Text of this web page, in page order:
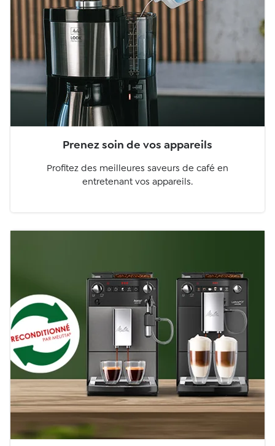
Prenez soin de vos appareils
Profitez des meilleures saveurs de café en
entretenant vos appareils.